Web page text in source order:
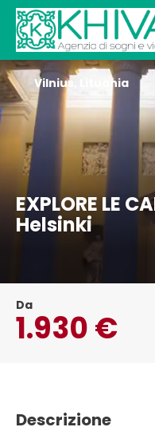
EXPLORE LE
Helsinki
Vilnius, Lituania
Da
1.930 €
Descrizione